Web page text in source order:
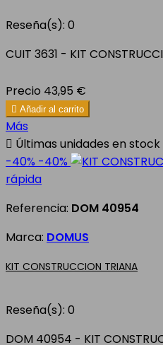
Reseña(s): 0
CUIT 3631 - KIT
Precio 43,95 €
 Añadir al carrito
Más
 Últimas unidades en stock
-40% -40%
rápida
Referencia: DOM 40954
Marca: DOMUS
KIT CONSTRUCCION TRIANA
Reseña(s): 0
DOM 40954 - KIT